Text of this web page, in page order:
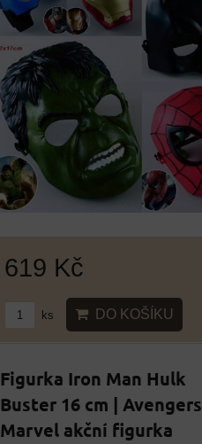
619 Kč
ks DO KOŠÍKU
Figurka Iron Man Hulk
Buster 16 cm | Avengers
Marvel akční figurka